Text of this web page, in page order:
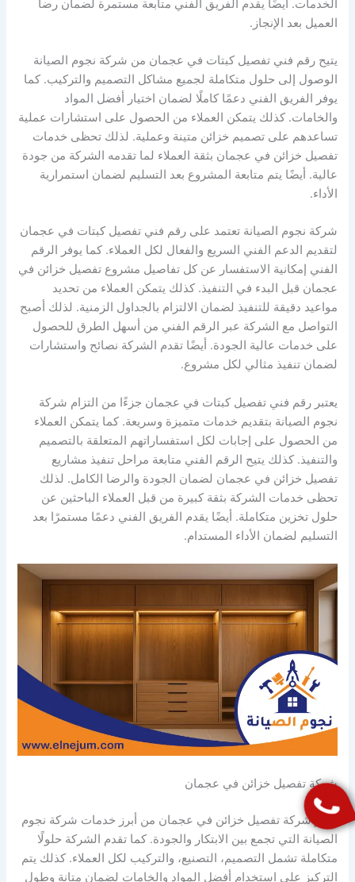
الخدمات. أيضًا يقدم الفريق الفني متابعة مستمرة لضمان رضا
العميل بعد الإنجاز.
يتيح رقم فني تفصيل كبتات في عجمان من شركة نجوم الصيانة
الوصول إلى حلول متكاملة لجميع مشاكل التصميم والتركيب. كما
يوفر الفريق الفني دعمًا كاملًا لضمان اختيار أفضل المواد
والخامات. كذلك يتمكن العملاء من الحصول على استشارات عملية
تساعدهم على تصميم خزائن متينة وعملية. لذلك تحظى خدمات
تفصيل خزائن في عجمان بثقة العملاء لما تقدمه الشركة من جودة
عالية. أيضًا يتم متابعة المشروع بعد التسليم لضمان استمرارية
الأداء.
شركة نجوم الصيانة تعتمد على رقم فني تفصيل كبتات في عجمان
لتقديم الدعم الفني السريع والفعال لكل العملاء. كما يوفر الرقم
الفني إمكانية الاستفسار عن كل تفاصيل مشروع تفصيل خزائن في
عجمان قبل البدء في التنفيذ. كذلك يتمكن العملاء من تحديد
مواعيد دقيقة للتنفيذ لضمان الالتزام بالجداول الزمنية. لذلك أصبح
التواصل مع الشركة عبر الرقم الفني من أسهل الطرق للحصول
على خدمات عالية الجودة. أيضًا تقدم الشركة نصائح واستشارات
لضمان تنفيذ مثالي لكل مشروع.
يعتبر رقم فني تفصيل كبتات في عجمان جزءًا من التزام شركة
نجوم الصيانة بتقديم خدمات متميزة وسريعة. كما يتمكن العملاء
من الحصول على إجابات لكل استفساراتهم المتعلقة بالتصميم
والتنفيذ. كذلك يتيح الرقم الفني متابعة مراحل تنفيذ مشاريع
تفصيل خزائن في عجمان لضمان الجودة والرضا الكامل. لذلك
تحظى خدمات الشركة بثقة كبيرة من قبل العملاء الباحثين عن
حلول تخزين متكاملة. أيضًا يقدم الفريق الفني دعمًا مستمرًا بعد
التسليم لضمان الأداء المستدام.
شركة تفصيل خزائن في عجمان
تعتبر شركة تفصيل خزائن في عجمان من أبرز خدمات شركة نجوم
الصيانة التي تجمع بين الابتكار والجودة. كما تقدم الشركة حلولًا
متكاملة تشمل التصميم، التصنيع، والتركيب لكل العملاء. كذلك يتم
التركيز على استخدام أفضل المواد والخامات لضمان متانة وطول